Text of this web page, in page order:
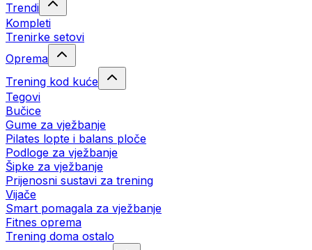
Trendi
Kompleti
Trenirke setovi
Oprema
Trening kod kuće
Tegovi
Bučice
Gume za vježbanje
Pilates lopte i balans ploče
Podloge za vježbanje
Šipke za vježbanje
Prijenosni sustavi za trening
Vijače
Smart pomagala za vježbanje
Fitnes oprema
Trening doma ostalo